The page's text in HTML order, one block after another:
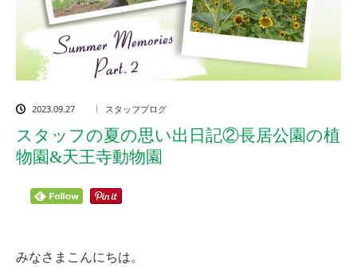
2023.09.27 スタッフブログ
スタッフの夏の思い出日記②長居公園の植
物園&天王寺動物園
みなさまこんにちは。